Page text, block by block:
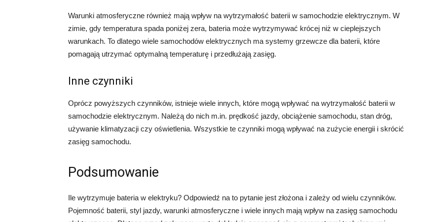
Warunki atmosferyczne również mają wpływ na wytrzymałość baterii w samochodzie elektrycznym. W
zimie, gdy temperatura spada poniżej zera, bateria może wytrzymywać krócej niż w cieplejszych
warunkach. To dlatego wiele samochodów elektrycznych ma systemy grzewcze dla baterii, które
pomagają utrzymać optymalną temperaturę i przedłużają zasięg.
Inne czynniki
Oprócz powyższych czynników, istnieje wiele innych, które mogą wpływać na wytrzymałość baterii w
samochodzie elektrycznym. Należą do nich m.in. prędkość jazdy, obciążenie samochodu, stan dróg,
używanie klimatyzacji czy oświetlenia. Wszystkie te czynniki mogą wpływać na zużycie energii i skrócić
zasięg samochodu.
Podsumowanie
Ile wytrzymuje bateria w elektryku? Odpowiedź na to pytanie jest złożona i zależy od wielu czynników.
Pojemność baterii, styl jazdy, warunki atmosferyczne i wiele innych mają wpływ na zasięg samochodu